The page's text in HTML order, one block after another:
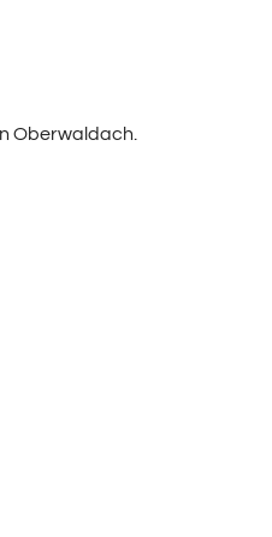
Oberwaldach.